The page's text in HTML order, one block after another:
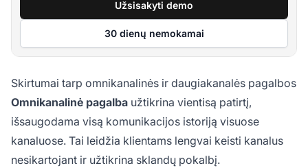
Užsisakyti demo
30 dienų nemokamai
Skirtumai tarp omnikanalinės ir daugiakanalės pagalbos
Omnikanalinė pagalba užtikrina vientisą patirtį,
išsaugodama visą komunikacijos istoriją visuose
kanaluose. Tai leidžia klientams lengvai keisti kanalus
nesikartojant ir užtikrina sklandų pokalbį.